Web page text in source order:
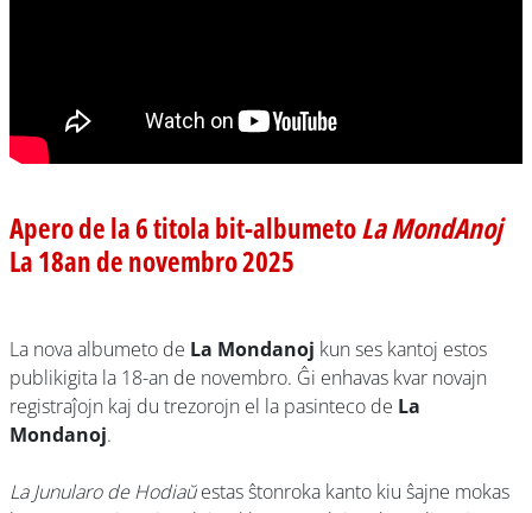
Apero de la 6 titola bit-albumetoLa MondAnoj
La 18an de novembro 2025
La nova albumeto de La Mondanoj kun ses kantoj estos
publikigita la 18-an de novembro. Ĝi enhavas kvar novajn
registraĵojn kaj du trezorojn el la pasinteco de La
Mondanoj.
La Junularo de Hodiaŭestas ŝtonroka kanto kiu ŝajne mokas